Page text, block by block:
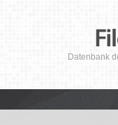
Datenbank